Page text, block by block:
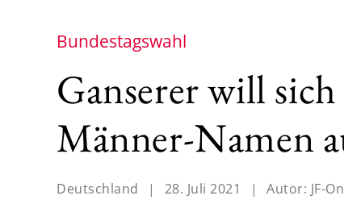
Bundestagswahl
Ganserer will
Männer-Namen
Deutschland | 28. Juli 2021 | Autor: JF-